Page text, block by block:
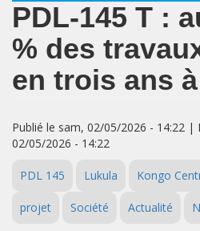
PDL‑145 T :
% des
en trois ans
Publié le sam, 02/05/2026 - 14:22 |
02/05/2026 - 14:22
PDL 145 Lukula Kongo
projet Société Actualité